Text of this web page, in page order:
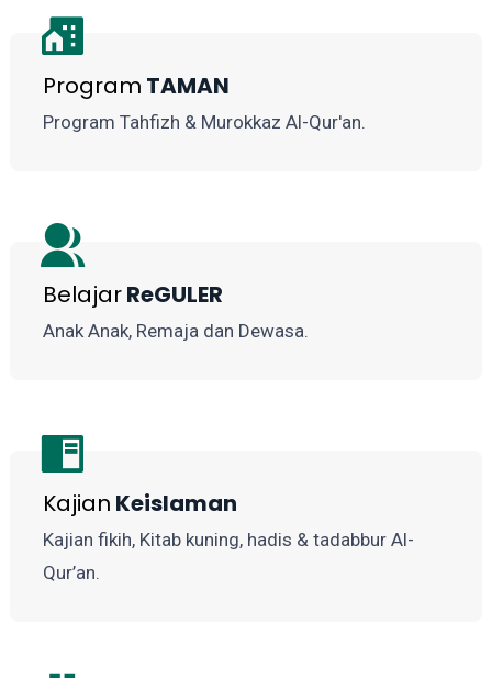
Program TAMAN
Program Tahfizh & Murokkaz Al-Qur'an.
BelajarReGULER
Anak Anak, Remaja dan Dewasa.
Kajian Keislaman
Kajian fikih, Kitab kuning, hadis & tadabbur Al-
Qur’an.